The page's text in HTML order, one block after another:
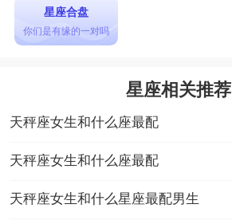
星座合盘
你们是有缘的一对吗
星座相关推荐
天秤座女生和什么座最配
天秤座女生和什么座最配
天秤座女生和什么星座最配男生